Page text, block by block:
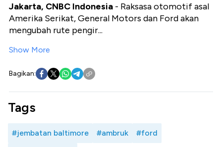
Jakarta, CNBC Indonesia - Raksasa otomotif asal
Amerika Serikat, General Motors dan Ford akan
mengubah rute pengir...
Show More
Bagikan:
Tags
#jembatan baltimore #ambruk #ford